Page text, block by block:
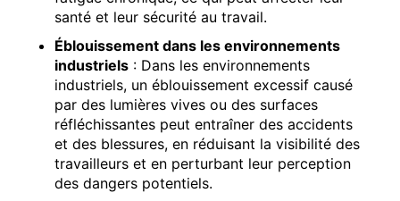
santé et leur sécurité au travail.
Éblouissement dans les environnements
industriels : Dans les environnements
industriels, un éblouissement excessif causé
par des lumières vives ou des surfaces
réfléchissantes peut entraîner des accidents
et des blessures, en réduisant la visibilité des
travailleurs et en perturbant leur perception
des dangers potentiels.